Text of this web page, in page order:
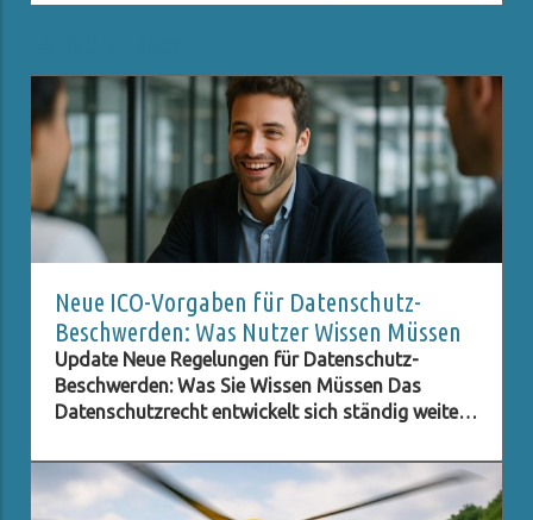
Neue ICO-Vorgaben für Datenschutz-
Beschwerden: Was Nutzer Wissen Müssen
Update Neue Regelungen für Datenschutz-
Beschwerden: Was Sie Wissen Müssen Das
Datenschutzrecht entwickelt sich ständig weiter,
Schutz persönlicher Daten immer wichtiger wird.
Eine der neuesten Entwicklungen betrifft die ICO